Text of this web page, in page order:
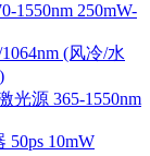
1550nm 250mW-
(风冷/水
光源 365-1550nm
50ps 10mW